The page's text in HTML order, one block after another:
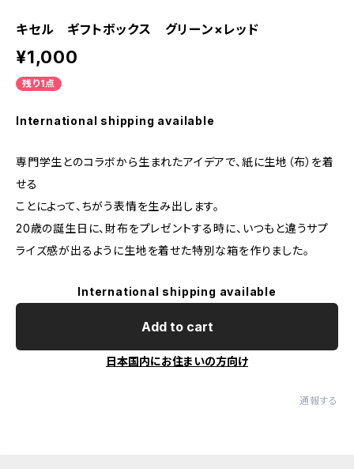
キセル ギフトボックス グリーン×レッド
¥1,000
残り1点
International shipping available
専門学生とのコラボから生まれたアイデアで、紙に生地（布）を着
せる
ことによって、ちがう表情を生み出します。
20歳の誕生日に、財布をプレゼントする時に、いつもと違うサプ
ライズ感が出るように生地を着せた特別な箱を作りました。
International shipping available
Add to cart
日本国内にお住まいの方向け
通報する